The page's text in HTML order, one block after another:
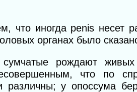
что иногда penis несет
органах было
рождают
что по
у опоссума